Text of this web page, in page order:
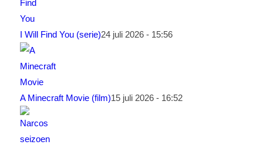
I Will Find You (serie)24 juli 2026 - 15:56
A Minecraft Movie (film)15 juli 2026 - 16:52